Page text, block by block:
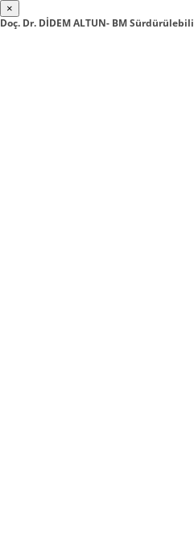
×
Doç. Dr. DİDEM ALTUN- BM